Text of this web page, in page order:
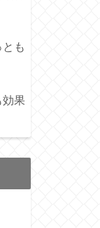
も
効果